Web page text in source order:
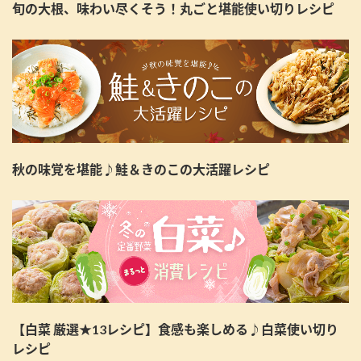
旬の大根、味わい尽くそう！丸ごと堪能使い切りレシピ
秋の味覚を堪能♪鮭＆きのこの大活躍レシピ
【白菜 厳選★13レシピ】食感も楽しめる♪白菜使い切り
レシピ